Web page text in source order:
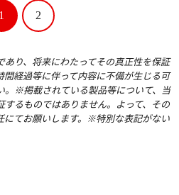
1 2
り、将来にわたってその真正性を保証
間経過等に伴って内容に不備が生じる可
。※掲載されている製品等について、当
るものではありません。よって、その
にてお願いします。※特別な表記がない